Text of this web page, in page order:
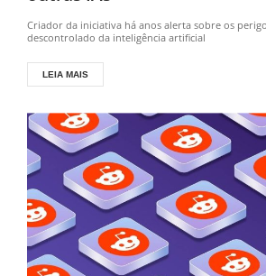
Criador da iniciativa há anos alerta sobre os
descontrolado da inteligência artificial
LEIA MAIS